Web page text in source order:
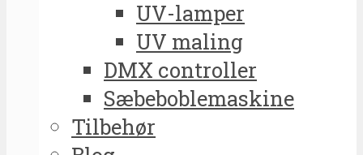
UV-lamper
UV maling
DMX controller
Sæbeboblemaskine
Tilbehør